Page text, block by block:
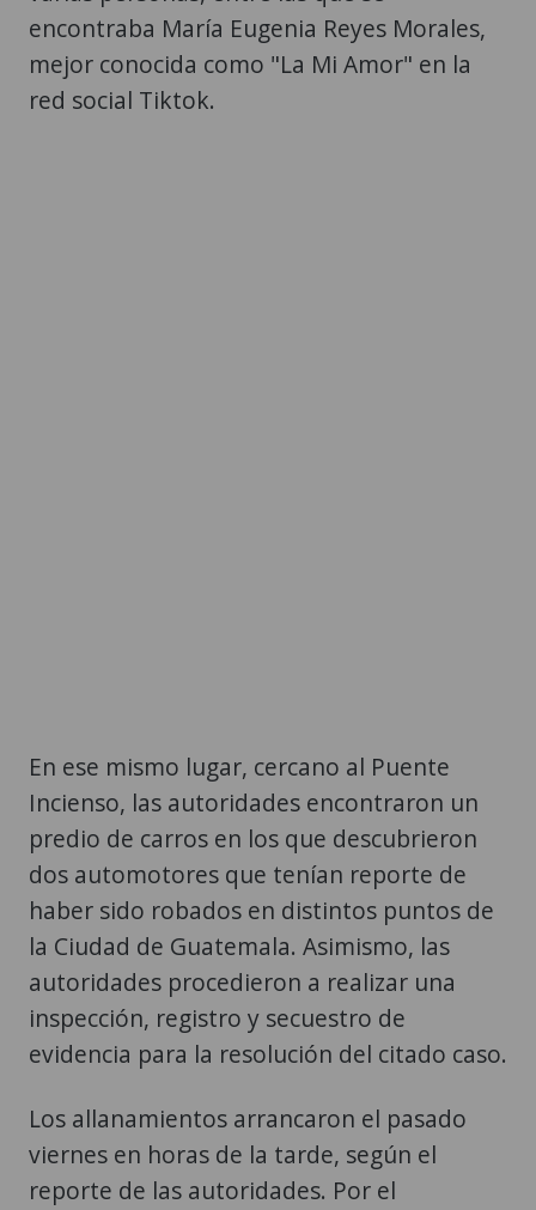
encontraba María Eugenia Reyes Morales,
mejor conocida como "La Mi Amor" en la
red social Tiktok.
En ese mismo lugar, cercano al Puente
Incienso, las autoridades encontraron un
predio de carros en los que descubrieron
dos automotores que tenían reporte de
haber sido robados en distintos puntos de
la Ciudad de Guatemala. Asimismo, las
autoridades procedieron a realizar una
inspección, registro y secuestro de
evidencia para la resolución del citado caso.
Los allanamientos arrancaron el pasado
viernes en horas de la tarde, según el
reporte de las autoridades. Por el